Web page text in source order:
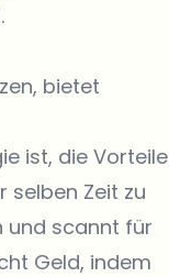
bietet
ist, die Vorteile
selben Zeit zu
und scannt für
Geld, indem